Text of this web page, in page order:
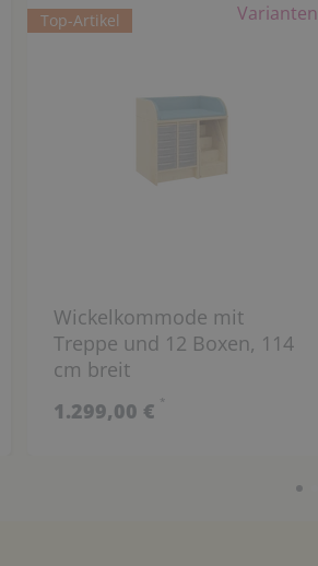
Varianten
Top-Artikel
Wickelkommode mit
Treppe und 12 Boxen, 114
cm breit
1.299,00 € *